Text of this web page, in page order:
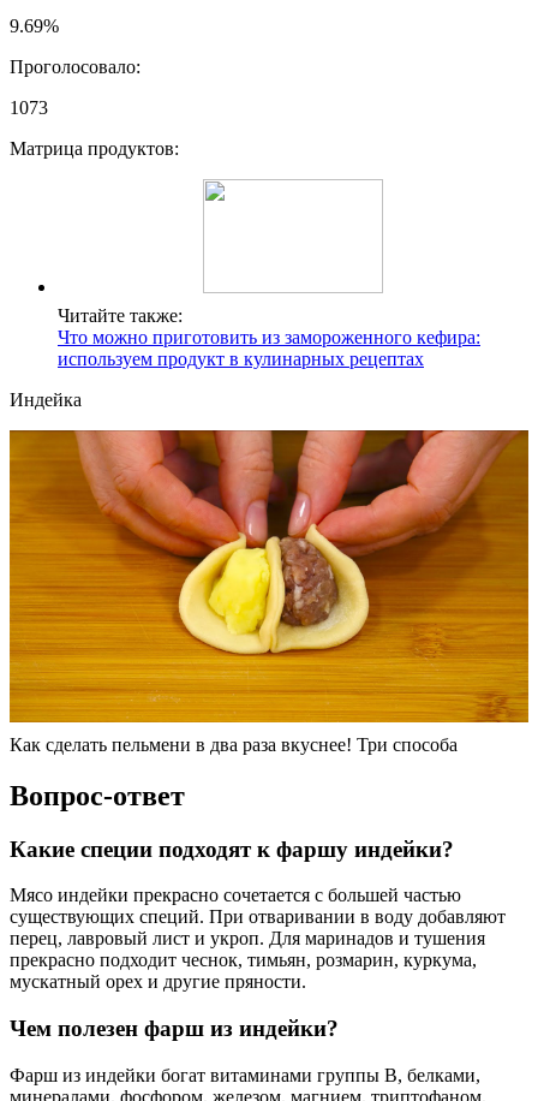
9.69%
Проголосовало:
1073
Матрица продуктов:
Читайте также:
Что можно приготовить из замороженного кефира:
используем продукт в кулинарных рецептах
Индейка
Как сделать пельмени в два раза вкуснее! Три способа
Вопрос-ответ
Какие специи подходят к фаршу индейки?
Мясо индейки прекрасно сочетается с большей частью
существующих специй. При отваривании в воду добавляют
перец, лавровый лист и укроп. Для маринадов и тушения
прекрасно подходит чеснок, тимьян, розмарин, куркума,
мускатный орех и другие пряности.
Чем полезен фарш из индейки?
Фарш из индейки богат витаминами группы B, белками,
минералами, фосфором, железом, магнием, триптофаном,